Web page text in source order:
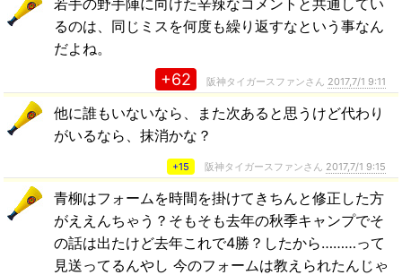
るのは、同じミスを何度も繰り返すなという事なん
だよね。
+62 阪神タイガースファンさん 2017,7/1 9:11
他に誰もいないなら、また次あると思うけど代わり
がいるなら、抹消かな？
+15 阪神タイガースファンさん 2017,7/1 9:15
青柳はフォームを時間を掛けてきちんと修正した方
がええんちゃう？そもそも去年の秋季キャンプでそ
の話は出たけど去年これで4勝？したから………って
見送ってるんやし 今のフォームは教えられたんじゃ